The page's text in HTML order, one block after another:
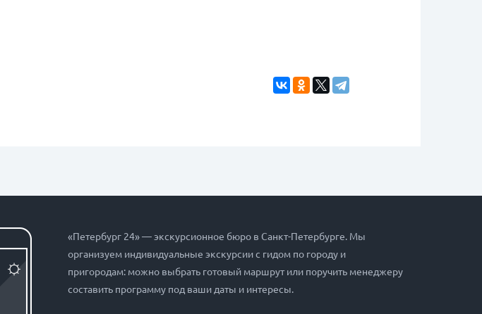
«Петербург 24» — экскурсионное бюро в Санкт-Петербурге. Мы
организуем индивидуальные экскурсии с гидом по городу и
пригородам: можно выбрать готовый маршрут или поручить менеджеру
составить программу под ваши даты и интересы.